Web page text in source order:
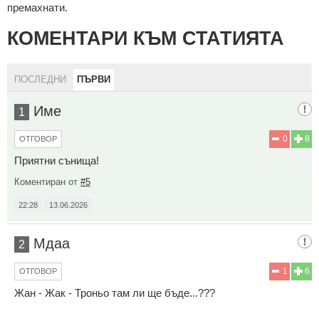
премахнати.
КОМЕНТАРИ КЪМ СТАТИЯТА
ПОСЛЕДНИ ПЪРВИ
1 Име
8
0
ОТГОВОР
Приятни сънища!
Коментиран от #5
22:28 13.06.2026
2 Мдаа
6
1
ОТГОВОР
Жан - Жак - Троньо там ли ще бъде...???